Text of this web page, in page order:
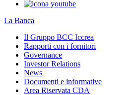
La Banca
Il Gruppo BCC Iccrea
Rapporti con i fornitori
Governance
Investor Relations
News
Documenti e informative
Area Riservata CDA